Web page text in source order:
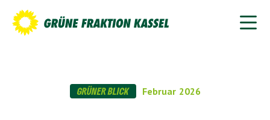
GRÜNER BLICK Februar 2026